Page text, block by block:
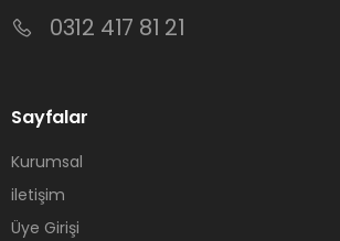
0312 417 81 21
Sayfalar
Kurumsal
iletişim
Üye Girişi